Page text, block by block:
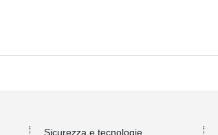
Sicurezza e tecnologie